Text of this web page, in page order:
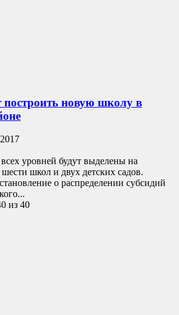
новую школу в
уровней будут выделены на
шести школ и двух детских садов.
о распределении субсидий
из 40